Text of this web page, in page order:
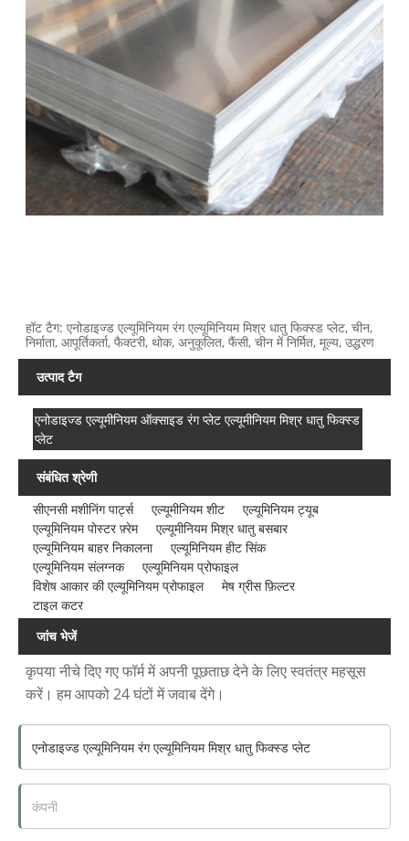
हॉट टैग: एनोडाइज्ड एल्यूमिनियम रंग एल्यूमिनियम मिश्र धातु फिक्स्ड प्लेट, चीन,
निर्माता, आपूर्तिकर्ता, फैक्टरी, थोक, अनुकूलित, फैंसी, चीन में निर्मित, मूल्य, उद्धरण
उत्पाद टैग
एनोडाइज्ड एल्यूमीनियम ऑक्साइड रंग प्लेट एल्यूमीनियम मिश्र धातु फिक्स्ड
प्लेट
संबंधित श्रेणी
सीएनसी मशीनिंग पार्ट्स
एल्यूमीनियम शीट
एल्यूमिनियम ट्यूब
एल्यूमिनियम पोस्टर फ़्रेम
एल्यूमीनियम मिश्र धातु बसबार
एल्यूमिनियम बाहर निकालना
एल्यूमिनियम हीट सिंक
एल्यूमिनियम संलग्नक
एल्यूमिनियम प्रोफाइल
विशेष आकार की एल्यूमिनियम प्रोफाइल
मेष ग्रीस फ़िल्टर
टाइल कटर
जांच भेजें
कृपया नीचे दिए गए फॉर्म में अपनी पूछताछ देने के लिए स्वतंत्र महसूस
करें। हम आपको 24 घंटों में जवाब देंगे।